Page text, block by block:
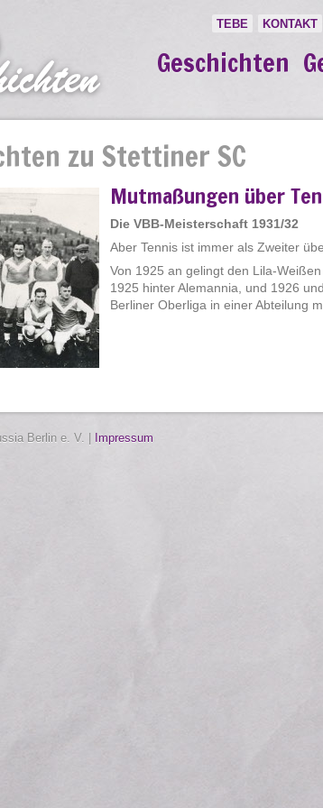
TEBE KONTAKT
Geschichten
zu Stettiner SC
Mutmaßungen über
Die VBB-Meisterschaft 1931/32
Aber Tennis ist immer als Zweiter
Von 1925 an gelingt den Lila-
1925 hinter Alemannia, und 1926
Berliner Oberliga in einer Abteilung
Berlin e. V. | Impressum